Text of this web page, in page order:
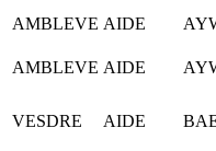
AMBLEVE AIDE
AMBLEVE AIDE
VESDRE AIDE